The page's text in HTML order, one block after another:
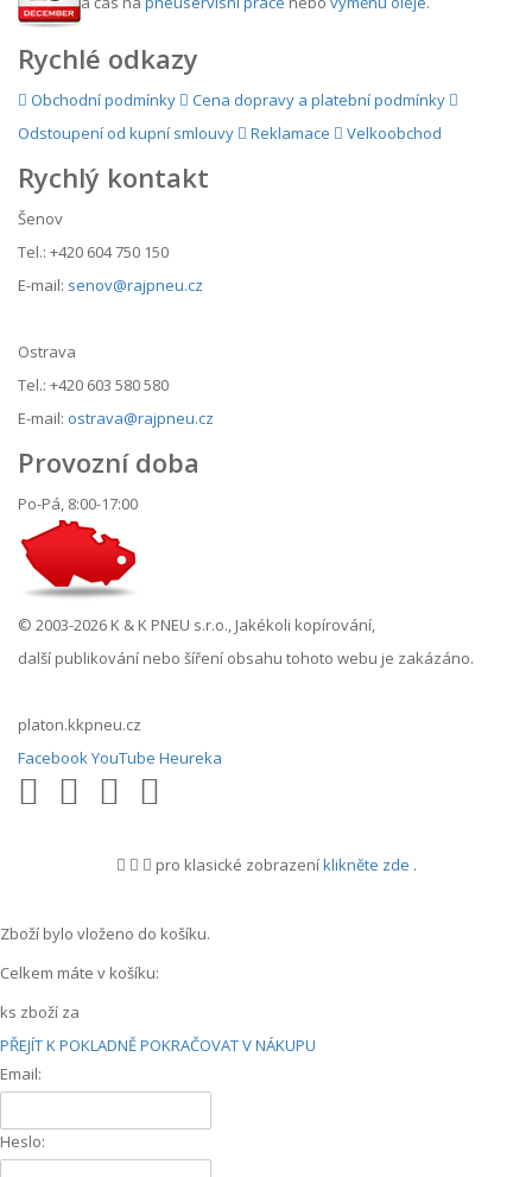
Rychlé odkazy
Obchodní podmínky
Cena dopravy a platební podmínky
Odstoupení od kupní smlouvy
Reklamace Velkoobchod
Rychlý kontakt
Šenov
Tel.: +420 604 750 150
E-mail: senov@rajpneu.cz
Ostrava
Tel.: +420 603 580 580
E-mail: ostrava@rajpneu.cz
Provozní doba
Po-Pá, 8:00-17:00
© 2003-2026 K & K PNEU s.r.o., Jakékoli kopírování,
další publikování nebo šíření obsahu tohoto webu je zakázáno.
platon.kkpneu.cz
FacebookYouTube Heureka
pro klasické zobrazeníklikněte zde .
Zboží bylo vloženo do košíku.
Celkem máte v košíku:
ks zboží za
PŘEJÍT K POKLADNĚPOKRAČOVAT V NÁKUPU
Email:
Heslo: